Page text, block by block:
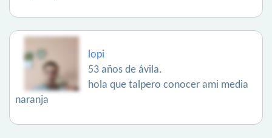
lopi
53 años de ávila.
hola que talpero conocer ami media
naranja